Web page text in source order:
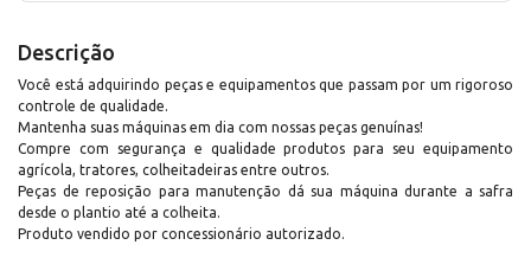
Descrição
Você está adquirindo peças e equipamentos que passam por um rigoroso
controle de qualidade.
Mantenha suas máquinas em dia com nossas peças genuínas!
Compre com segurança e qualidade produtos para seu equipamento
agrícola, tratores, colheitadeiras entre outros.
Peças de reposição para manutenção dá sua máquina durante a safra
desde o plantio até a colheita.
Produto vendido por concessionário autorizado.